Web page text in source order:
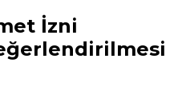
İzni